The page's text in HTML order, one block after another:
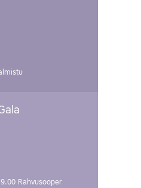
Rahvusooper